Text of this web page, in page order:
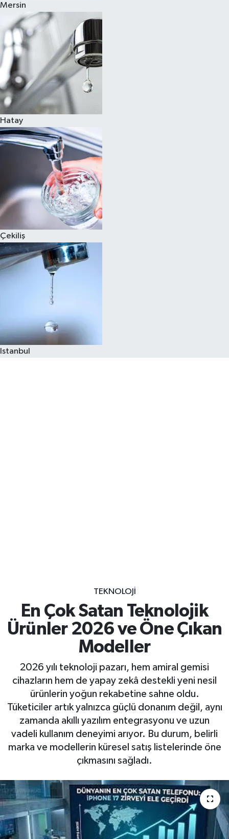
Mersin
Hatay
Çekiliş
Istanbul
TEKNOLOJI
En Çok Satan Teknolojik
Ürünler 2026 ve Öne Çıkan
Modeller
2026 yılı teknoloji pazarı, hem amiral gemisi
cihazların hem de yapay zekâ destekli yeni nesil
ürünlerin yoğun rekabetine sahne oldu.
Tüketiciler artık yalnızca güçlü donanım değil, aynı
zamanda akıllı yazılım entegrasyonu ve uzun
vadeli kullanım deneyimi arıyor. Bu durum, belirli
marka ve modellerin küresel satış listelerinde öne
çıkmasını sağladı.